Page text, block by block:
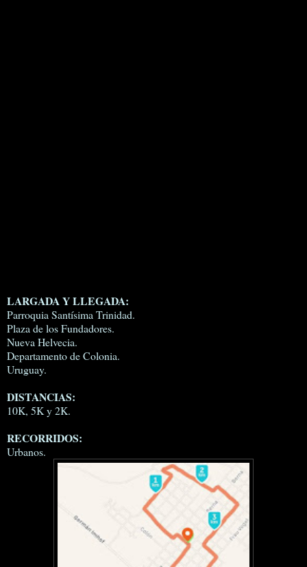
LARGADA Y LLEGADA:
Parroquia Santísima Trinidad.
Plaza de los Fundadores.
Nueva Helvecia.
Departamento de Colonia.
Uruguay.
DISTANCIAS:
10K, 5K y 2K.
RECORRIDOS:
Urbanos.